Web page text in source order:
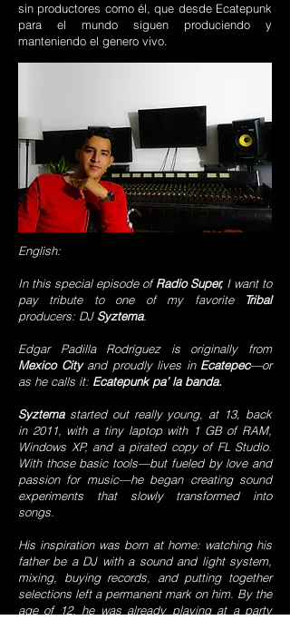
sin productores como él, que desde Ecatepunk
para el mundo siguen produciendo y
manteniendo el genero vivo.
English:
In this special episode ofRadio Super,I want to
pay tribute to one of my favorite
Tribal
producers: DJ Syztema.
Edgar Padilla Rodríguez is originally from
Mexico Cityand proudly lives in Ecatepec—or
as he calls it: Ecatepunk pa’ la banda.
Syztemastarted out really young, at 13, back
in 2011, with a tiny laptop with 1 GB of RAM,
Windows XP, and a pirated copy of FL Studio.
With those basic tools—but fueled by love and
passion for music—he began creating sound
experiments that slowly transformed into
songs.
His inspiration was born at home: watching his
father be a DJ with a sound and light system,
mixing, buying records, and putting together
selections left a permanent mark on him. By the
age of 12, he was already playing at a party